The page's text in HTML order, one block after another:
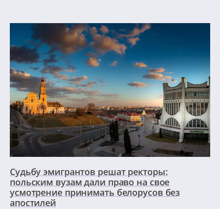
Судьбу эмигрантов решат ректоры:
польским вузам дали право на свое
усмотрение принимать белорусов без
апостилей